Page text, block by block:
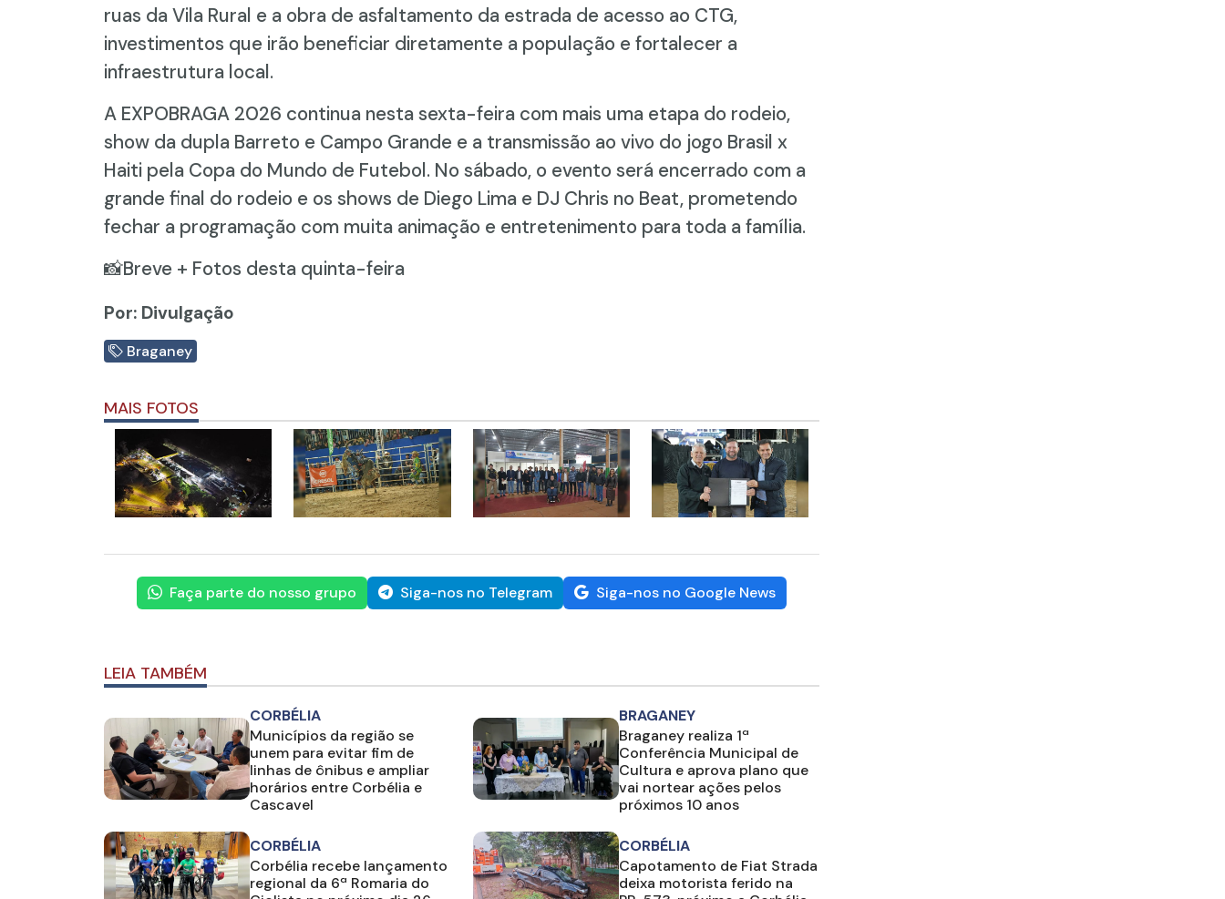
ruas da Vila Rural e a obra de asfaltamento da estrada de acesso ao CTG,
investimentos que irão beneficiar diretamente a população e fortalecer a
infraestrutura local.
A EXPOBRAGA 2026 continua nesta sexta-feira com mais uma etapa do rodeio,
show da dupla Barreto e Campo Grande e a transmissão ao vivo do jogo Brasil x
Haiti pela Copa do Mundo de Futebol. No sábado, o evento será encerrado com a
grande final do rodeio e os shows de Diego Lima e DJ Chris no Beat, prometendo
fechar a programação com muita animação e entretenimento para toda a família.
📸Breve + Fotos desta quinta-feira
Por: Divulgação
Braganey
MAIS FOTOS
Faça parte do nosso grupo Siga-nos no Telegram Siga-nos no Google News
LEIA TAMBÉM
CORBÉLIA
Municípios da região se
unem para evitar fim de
linhas de ônibus e ampliar
horários entre Corbélia e
Cascavel
BRAGANEY
Braganey realiza 1ª
Conferência Municipal de
Cultura e aprova plano que
vai nortear ações pelos
próximos 10 anos
CORBÉLIA
Corbélia recebe lançamento
regional da 6ª Romaria do
CORBÉLIA
Capotamento de Fiat Strada
deixa motorista ferido na